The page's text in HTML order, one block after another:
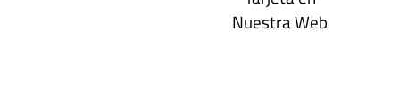
Nuestra Web